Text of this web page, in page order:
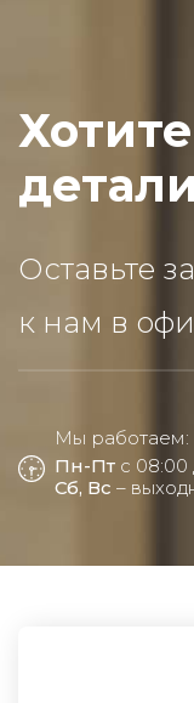
Оставьте
к нам в
Мы работаем:
Пн-Пт с 08:00
Сб, Вс –